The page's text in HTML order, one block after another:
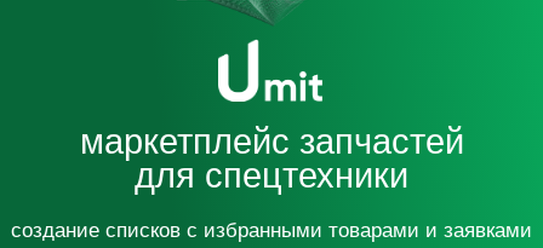
оформление заказов на товары со склада
автоматическое управление остатками
маркетплейс запчастей
для спецтехники